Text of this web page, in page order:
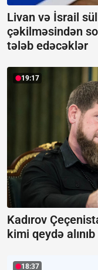
Livan və İsrail
çəkilməsindən
tələb edəcəklər
19:17
Kadırov
kimi qeydə alınıb
18:37